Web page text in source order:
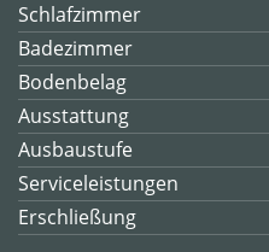
Schlafzimmer
Badezimmer
Bodenbelag
Ausstattung
Ausbaustufe
Serviceleistungen
Erschließung